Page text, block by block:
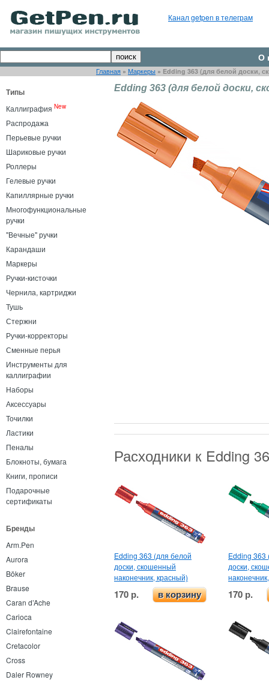
Канал getpen в телеграм
О
Главная » Маркеры » Edding 363 (для белой доски,
Типы
Каллиграфия New
Распродажа
Перьевые ручки
Шариковые ручки
Роллеры
Гелевые ручки
Капиллярные ручки
Многофункциональные
ручки
"Вечные" ручки
Карандаши
Маркеры
Ручки-кисточки
Чернила, картриджи
Тушь
Стержни
Ручки-корректоры
Сменные перья
Инструменты для
каллиграфии
Наборы
Аксессуары
Точилки
Ластики
Пеналы
Блокноты, бумага
Книги, прописи
Подарочные
сертификаты
Бренды
Arm.Pen
Aurora
Böker
Brause
Caran d’Ache
Carioca
Clairefontaine
Cretacolor
Cross
Daler Rowney
Edding 363 (для белой доски,
Расходники к Edding
Edding 363 (для белой
доски, скошенный
наконечник, красный)
170 р. в корзину
Edding 363
доски,
170 р.